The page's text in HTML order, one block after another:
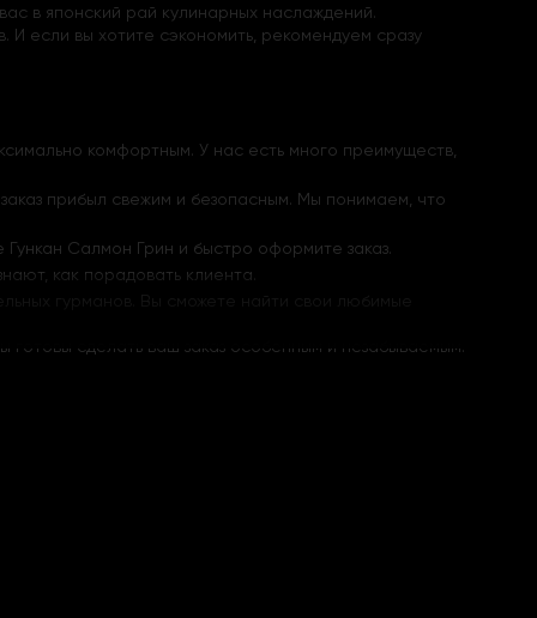
в японский рай кулинарных наслаждений.
И если вы хотите сэкономить, рекомендуем сразу
комфортным. У нас есть много преимуществ,
прибыл свежим и безопасным. Мы понимаем, что
Гункан Салмон Грин и быстро оформите заказ.
как порадовать клиента.
сделать ваш заказ особенным и незабываемым.